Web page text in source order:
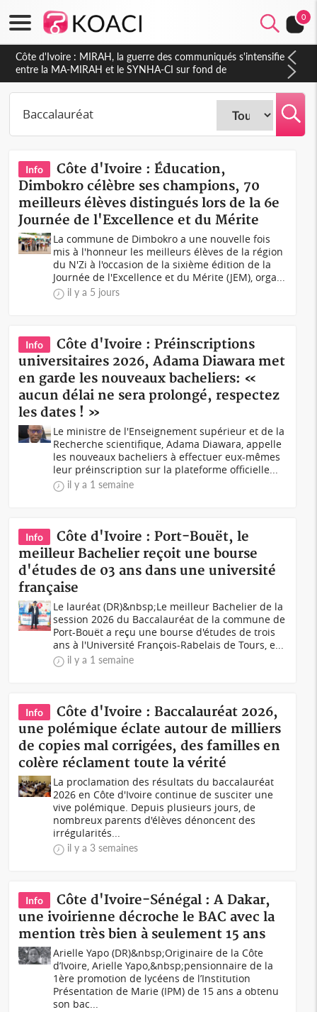
0
Côte d'Ivoire : Indépendance 2026, Thiam plaide pour un
environnement démocratique plus apaisé
Info
Côte d'Ivoire : Éducation,
Dimbokro célèbre ses champions, 70
meilleurs élèves distingués lors de la 6e
Journée de l'Excellence et du Mérite
La commune de Dimbokro a une nouvelle fois
mis à l'honneur les meilleurs élèves de la région
du N'Zi à l'occasion de la sixième édition de la
Journée de l'Excellence et du Mérite (JEM), orga...
il y a 5 jours
Info
Côte d'Ivoire : Préinscriptions
universitaires 2026, Adama Diawara met
en garde les nouveaux bacheliers: «
aucun délai ne sera prolongé, respectez
les dates ! »
Le ministre de l'Enseignement supérieur et de la
Recherche scientifique, Adama Diawara, appelle
les nouveaux bacheliers à effectuer eux-mêmes
leur préinscription sur la plateforme officielle...
il y a 1 semaine
Info
Côte d'Ivoire : Port-Bouët, le
meilleur Bachelier reçoit une bourse
d'études de 03 ans dans une université
française
Le lauréat (DR)&nbsp;Le meilleur Bachelier de la
session 2026 du Baccalauréat de la commune de
Port-Bouët a reçu une bourse d'études de trois
ans à l'Université François-Rabelais de Tours, e...
il y a 1 semaine
Info
Côte d'Ivoire : Baccalauréat 2026,
une polémique éclate autour de milliers
de copies mal corrigées, des familles en
colère réclament toute la vérité
La proclamation des résultats du baccalauréat
2026 en Côte d'Ivoire continue de susciter une
vive polémique. Depuis plusieurs jours, de
nombreux parents d'élèves dénoncent des
irrégularités...
il y a 3 semaines
Info
Côte d'Ivoire-Sénégal : A Dakar,
une ivoirienne décroche le BAC avec la
mention très bien à seulement 15 ans
Arielle Yapo (DR)&nbsp;Originaire de la Côte
d’Ivoire, Arielle Yapo,&nbsp;pensionnaire de la
1ère promotion de lycéens de l’Institution
Présentation de Marie (IPM) de 15 ans a obtenu
son bac...